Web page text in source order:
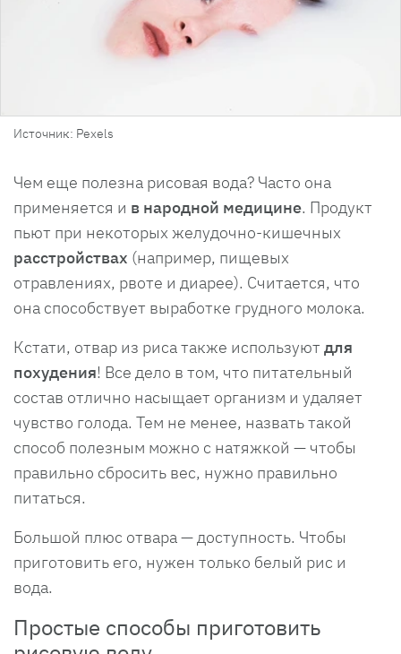
Источник: Pexels
Чем еще полезна рисовая вода? Часто она
применяется и в народной медицине. Продукт
пьют при некоторых желудочно-кишечных
расстройствах (например, пищевых
отравлениях, рвоте и диарее). Считается, что
она способствует выработке грудного молока.
Кстати, отвар из риса также используют для
похудения! Все дело в том, что питательный
состав отлично насыщает организм и удаляет
чувство голода. Тем не менее, назвать такой
способ полезным можно с натяжкой — чтобы
правильно сбросить вес, нужно правильно
питаться.
Большой плюс отвара — доступность. Чтобы
приготовить его, нужен только белый рис и
вода.
Простые способы приготовить